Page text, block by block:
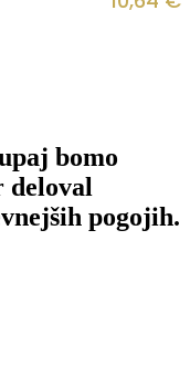
bomo
deloval
pogojih.